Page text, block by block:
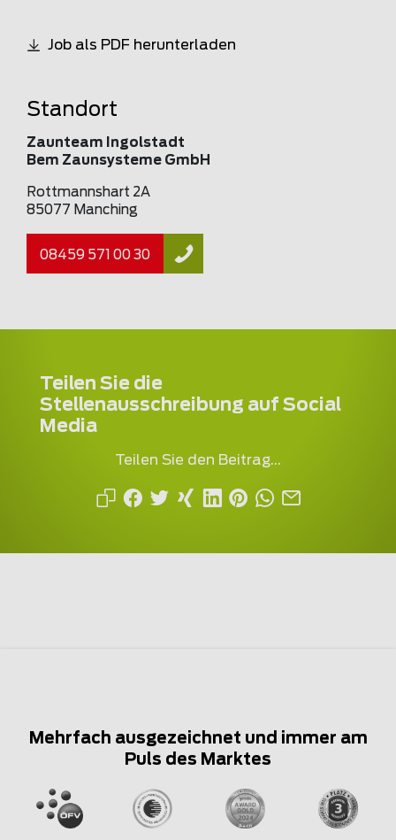
Job als PDF herunterladen
Standort
Zaunteam Ingolstadt
Bem Zaunsysteme GmbH
Rottmannshart 2A
85077 Manching
08459 571 00 30
Teilen Sie die
Stellenausschreibung auf Social
Media
Teilen Sie den Beitrag...
Mehrfach ausgezeichnet und immer am
Puls des Marktes